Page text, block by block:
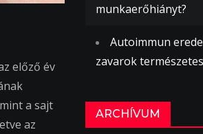
előző év
a sajt
az
munkaerőhiányt?
Autoimmun
zavarok
ARCHÍVUM